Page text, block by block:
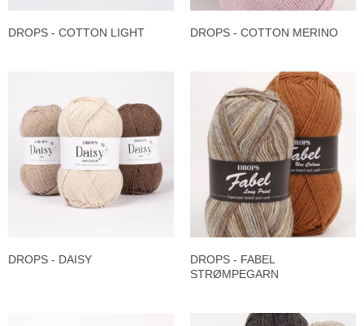
DROPS - COTTON LIGHT DROPS - COTTON MERINO
DROPS - DAISY
DROPS - FABEL
STRØMPEGARN